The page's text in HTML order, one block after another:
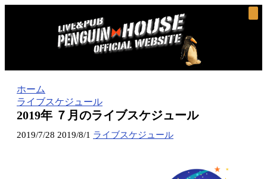
ホーム
ライブスケジュール
2019年 ７月のライブスケジュール
2019/7/28 2019/8/1 ライブスケジュール